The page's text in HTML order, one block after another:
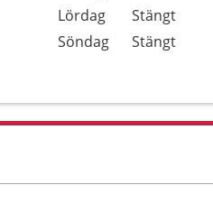
Lördag
Stängt
Söndag
Stängt